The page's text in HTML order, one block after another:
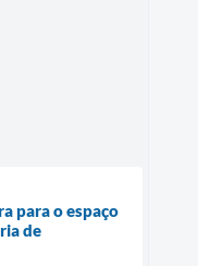
para o espaço
de